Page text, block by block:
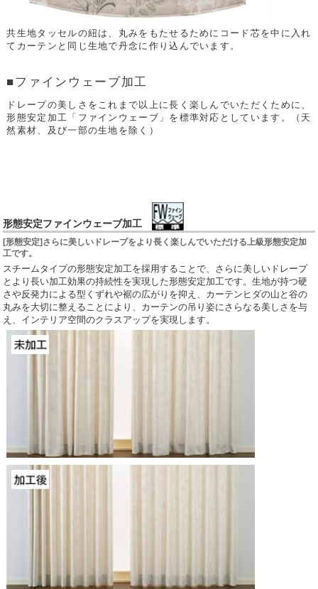
共生地タッセルの紐は、丸みをもたせるためにコード芯を中に入れ
てカーテンと同じ生地で丹念に作り込んでいます。
■ファインウェーブ加工
ドレープの美しさをこれまで以上に長く楽しんでいただくために、
形態安定加工「ファインウェーブ」を標準対応としています。（天
然素材、及び一部の生地を除く）
形態安定ファインウェーブ加工
[形態安定]さらに美しいドレープをより長く楽しんでいただける上級形態安定加
工です。
スチームタイプの形態安定加工を採用することで、さらに美しいドレープ
とより長い加工効果の持続性を実現した形態安定加工です。生地が持つ硬
さや反発力による型くずれや裾の広がりを抑え、カーテンヒダの山と谷の
丸みを大切に整えることにより、カーテンの吊り姿にさらなる美しさを与
え、インテリア空間のクラスアップを実現します。